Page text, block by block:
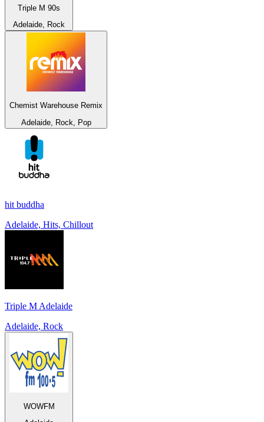
Triple M 90s
Adelaide, Rock
Chemist Warehouse Remix
Adelaide, Rock, Pop
hit buddha
Adelaide, Hits, Chillout
Triple M Adelaide
Adelaide, Rock
WOWFM